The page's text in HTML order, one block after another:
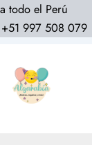
todo el Perú
+51 997 508 079